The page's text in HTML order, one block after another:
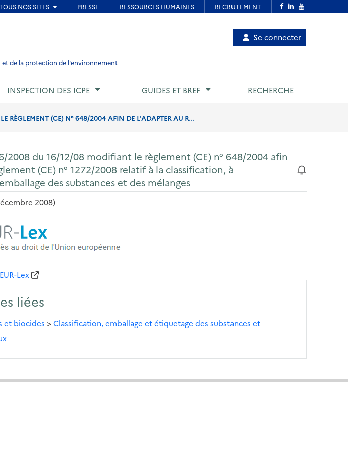
et de la protection de l'environnement
Menu
utilisateur
Se connecter
INSPECTION DES ICPE GUIDES ET BREF RECHERCHE
RÈGLEMENT (CE) N° 648/2004 AFIN DE L'ADAPTER AU R...
2008 du 16/12/08 modifiant le règlement (CE) n° 648/2004 afin
(CE) n° 1272/2008 relatif à la classification, à
des substances et des mélanges
2008)
Lex
liées
et biocides >Classification, emballage et étiquetage des substances et